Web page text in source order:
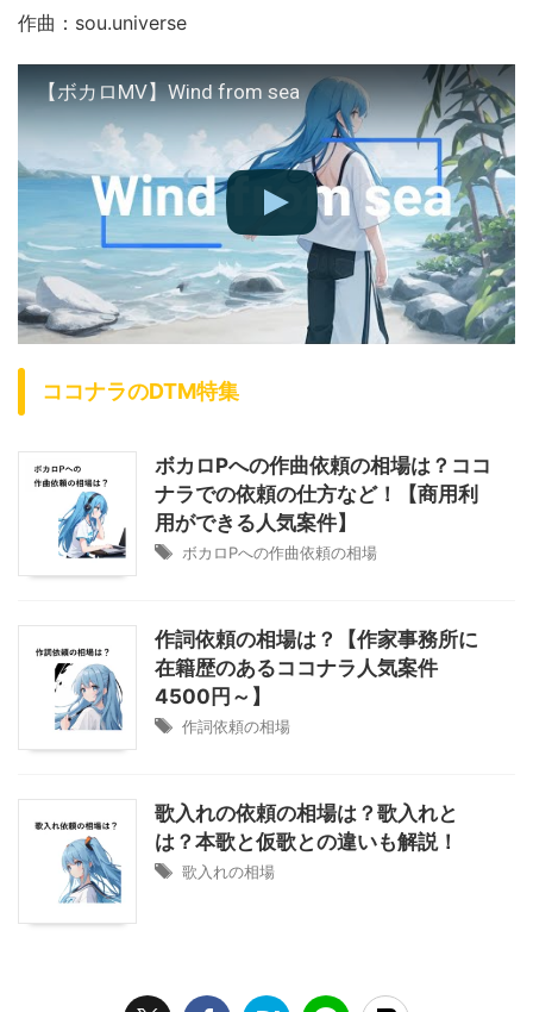
作曲：sou.universe
【ボカロMV】Wind from sea
ココナラのDTM特集
ボカロPへの作曲依頼の相場は？ココ
ナラでの依頼の仕方など！【商用利
用ができる人気案件】
ボカロPへの作曲依頼の相場
作詞依頼の相場は？【作家事務所に
在籍歴のあるココナラ人気案件
4500円～】
作詞依頼の相場
歌入れの依頼の相場は？歌入れと
は？本歌と仮歌との違いも解説！
歌入れの相場